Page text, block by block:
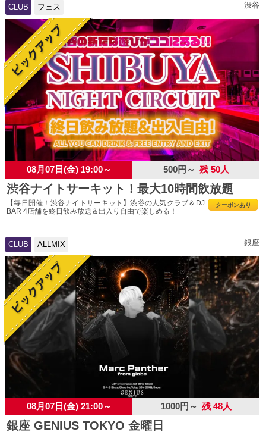
CLUB フェス 渋谷
08月07日(金) 19:00～ 500円～ 残 50人
渋谷ナイトサーキット！最大10時間飲放題
クーポンあり
【毎日開催！渋谷ナイトサーキット】渋谷の人気クラブ＆DJ
BAR 4店舗を終日飲み放題＆出入り自由で楽しめる！
CLUB ALLMIX 銀座
08月07日(金) 21:00～ 1000円～ 残 48人
銀座 GENIUS TOKYO 金曜日